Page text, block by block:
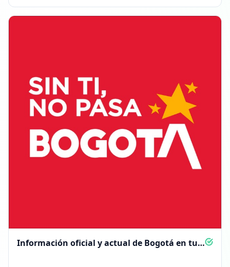
Información oficial y actual de Bogotá en tu